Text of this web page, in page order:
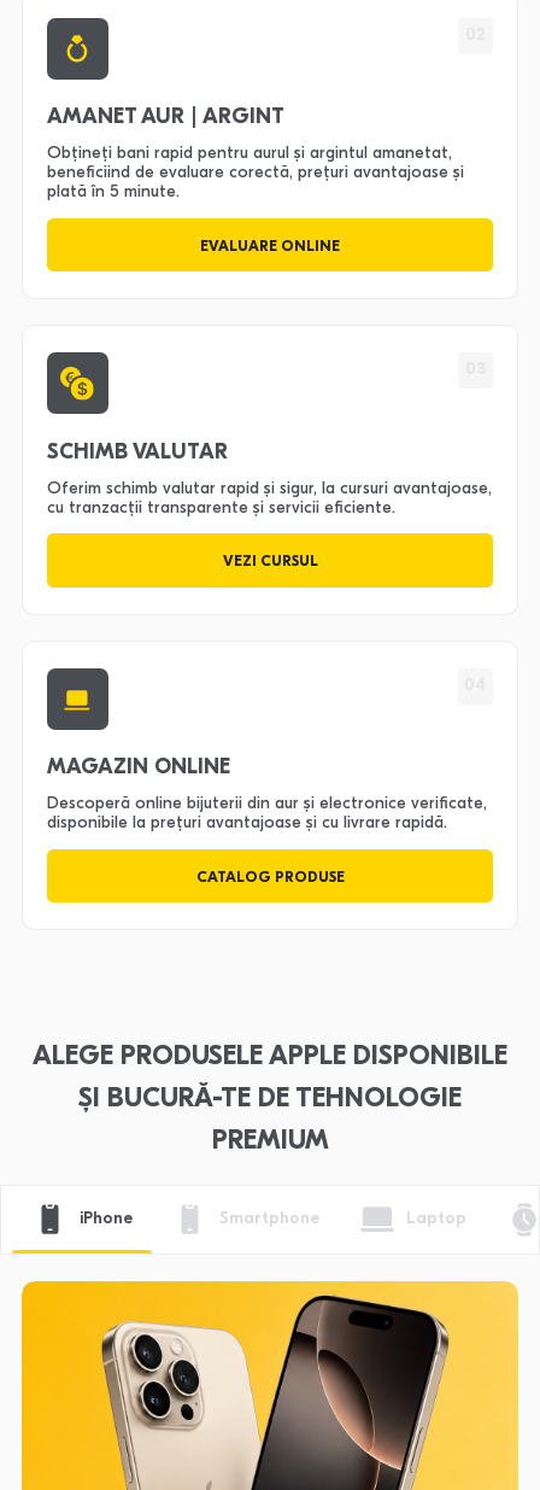
AMANET AUR | ARGINT
Obțineți bani rapid pentru aurul și argintul amanetat,
beneficiind de evaluare corectă, prețuri avantajoase și
plată în 5 minute.
EVALUARE ONLINE
SCHIMB VALUTAR
Oferim schimb valutar rapid și sigur, la cursuri avantajoase,
cu tranzacții transparente și servicii eficiente.
VEZI CURSUL
MAGAZIN ONLINE
Descoperă online bijuterii din aur și electronice verificate,
disponibile la prețuri avantajoase și cu livrare rapidă.
CATALOG PRODUSE
ALEGE PRODUSELE APPLE DISPONIBILE
ȘI BUCURĂ-TE DE TEHNOLOGIE
PREMIUM
iPhone Smartphone Laptop